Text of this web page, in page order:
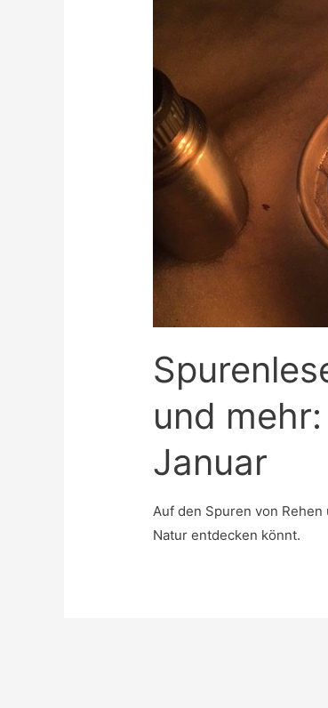
und
Januar
Auf den Spuren von
Natur entdecken könnt.